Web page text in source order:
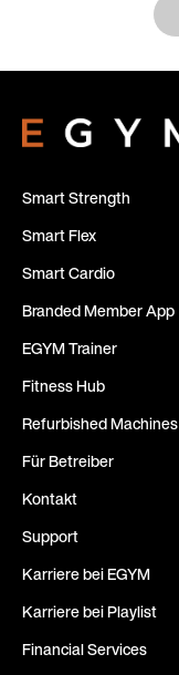
Smart Strength
Smart Flex
Smart Cardio
Branded Member App
EGYM Trainer
Fitness Hub
Refurbished Machines
Für Betreiber
Kontakt
Support
Karriere bei EGYM
Karriere bei Playlist
Financial Services